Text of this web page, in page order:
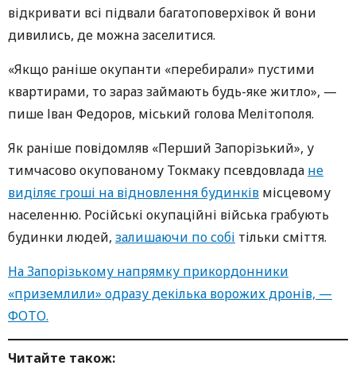
відкривати всі підвали багатоповерхівок й вони
дивились, де можна заселитися.
«Якщо раніше окупанти «перебирали» пустими
квартирами, то зараз займають будь-яке житло», —
пише Іван Федоров, міський голова Мелітополя.
Як раніше повідомляв «Перший Запорізький», у
тимчасово окупованому Токмаку псевдовлада не
виділяє гроші на відновлення будинків місцевому
населенню. Російські окупаційні війська грабують
будинки людей, залишаючи по собі тільки сміття.
На Запорізькому напрямку прикордонники
«приземлили» одразу декілька ворожих дронів, —
ФОТО.
Читайте також: